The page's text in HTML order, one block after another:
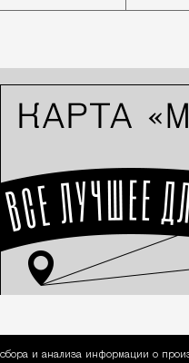
и анализа информации о